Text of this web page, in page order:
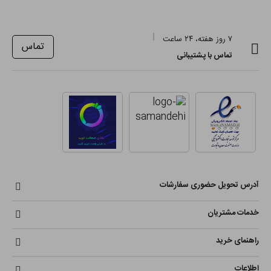
۷ روز هفته، ۲۴ ساعت
تماس با پشتیبانی
تماس
آدرس تحویل حضوری سفارشات
خدمات مشتریان
راهنمای خرید
اطلاعات